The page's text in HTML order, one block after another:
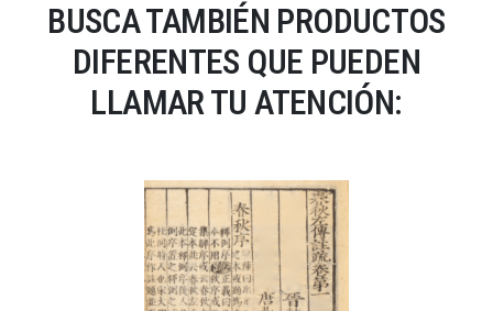
BUSCA TAMBIÉN PRODUCTOS
DIFERENTES QUE PUEDEN
LLAMAR TU ATENCIÓN: